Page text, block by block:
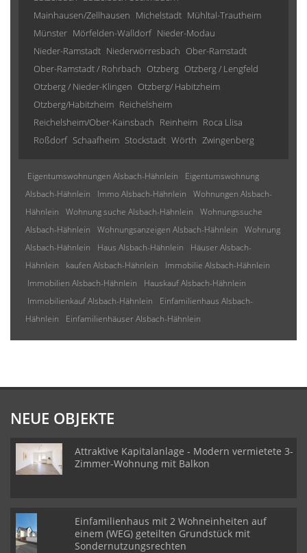
Mainhausen/Zellhausen Michelstadt Mühltal-Trautheim
Münster Mörfelden-Walldorf Nieder-Modau
Nieder-Ramstadt Niederwörresbach Ober-Ramstadt
Ober-Ramstadt / Rohrbach Otzberg Otzberg / Lengfeld
Otzberg / Nieder-Klingen Otzberg/ Habitzheim
Otzberg/Habitzheim Reichelsheim
Reichelsheim/Ober-Kainsbach Reinheim Roca Llisa
Roßdorf Schaafheim Stockstadt Wörth Zwingenberg
Eigentumswohnungen Alsbach-Hähnlein
Eigentumswohnung
Alsbach-Hähnlein
Immo Alsbach-Hähnlein
Wohnungen Alsbach-
Hähnlein
Wohnung suche Alsbach-Hähnlein
Wohnungssuche
Alsbach-Hähnlein
Wohnungsanzeigen Alsbach-Hähnlein
Wohnung
Alsbach-Hähnlein
Haus Alsbach-Hähnlein
Häuser Alsbach-
Hähnlein
kaufen Alsbach-Hähnlein
Immobilie Alsbach-Hähnlein
Immobilien Alsbach-Hähnlein
Hauskauf Alsbach-Hähnlein
Immobilienkauf Alsbach-Hähnlein
Einfamilienhaus Alsbach-
Hähnlein
Einfamilienhäuser Alsbach-Hähnlein
NEUE OBJEKTE
Attraktive Kapitalanlage - Modern vermietete 3-
Zimmer-Wohnung mit Balkon
Einfamilienhaus mit 2 Wohneinheiten auf
einem (WEG) geteilten Grundstück mit
Sondernutzungsrechten